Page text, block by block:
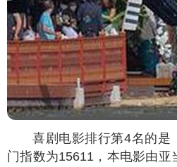
喜剧电影排行第4名的是
门指数为15611 ，本电影由亚